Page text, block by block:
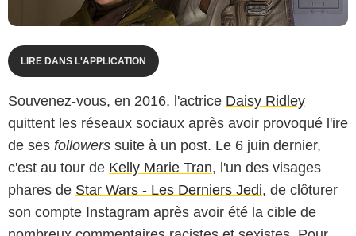
LIRE DANS L'APPLICATION
Souvenez-vous, en 2016, l'actrice Daisy Ridley
quittent les réseaux sociaux après avoir provoqué l'ire
de ses followers suite à un post. Le 6 juin dernier,
c'est au tour de Kelly Marie Tran, l'un des visages
phares de Star Wars - Les Derniers Jedi, de clôturer
son compte Instagram après avoir été la cible de